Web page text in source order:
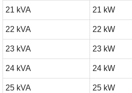
21 kVA 21 kW
22 kVA 22 kW
23 kVA 23 kW
24 kVA 24 kW
25 kVA 25 kW